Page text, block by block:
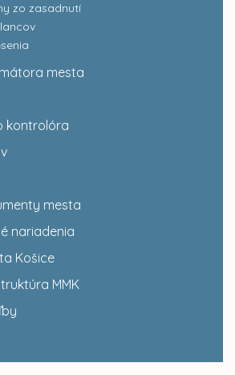
zo zasadnutí
mesta
kontrolóra
mesta
nariadenia
Košice
MMK